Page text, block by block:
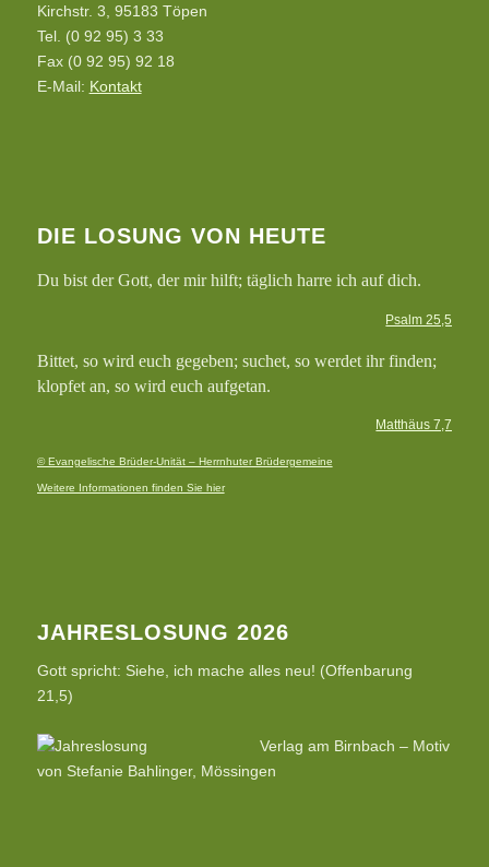
Kirchstr. 3, 95183 Töpen
Tel. (0 92 95) 3 33
Fax (0 92 95) 92 18
E-Mail: Kontakt
DIE LOSUNG VON HEUTE
Du bist der Gott, der mir hilft; täglich harre ich auf dich.
Psalm 25,5
Bittet, so wird euch gegeben; suchet, so werdet ihr finden;
klopfet an, so wird euch aufgetan.
Matthäus 7,7
© Evangelische Brüder-Unität – Herrnhuter Brüdergemeine
Weitere Informationen finden Sie hier
JAHRESLOSUNG 2026
Gott spricht: Siehe, ich mache alles neu! (Offenbarung
21,5)
Verlag am Birnbach – Motiv
von Stefanie Bahlinger, Mössingen